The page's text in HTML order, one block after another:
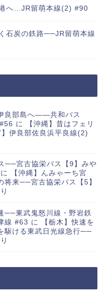
港へ…JR留萌本線(2) #90
石炭の鉄路──JR留萌本線
良部島へ――共和バス
に
【沖縄】昔はフェリ
伊良部佐良浜平良線(2)
──宮古協栄バス【9】みや
に
【沖縄】んみゃーち宮
将来──宮古協栄バス【5】
──東武鬼怒川線・野岩鉄
線 #63 に
【栃木】快速を
駆ける東武日光線急行──